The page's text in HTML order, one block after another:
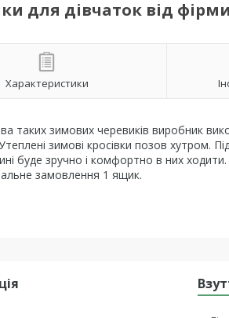
для дівчаток від фірми
Характеристики
таких зимових черевиків виробник
зимові кросівки позов хутром.
буде зручно і комфортно в них
замовлення 1 ящик.